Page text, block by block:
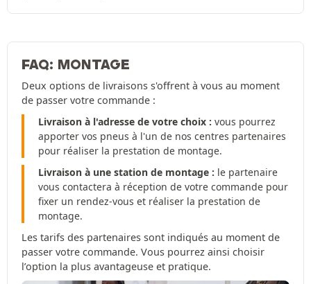
FAQ: MONTAGE
Deux options de livraisons s'offrent à vous au moment
de passer votre commande :
Livraison à l'adresse de votre choix : vous pourrez
apporter vos pneus à l'un de nos centres partenaires
pour réaliser la prestation de montage.
Livraison à une station de montage : le partenaire
vous contactera à réception de votre commande pour
fixer un rendez-vous et réaliser la prestation de
montage.
Les tarifs des partenaires sont indiqués au moment de
passer votre commande. Vous pourrez ainsi choisir
l’option la plus avantageuse et pratique.